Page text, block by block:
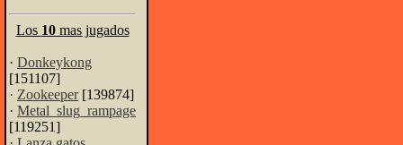
Los 10mas jugados
· Donkeykong
[151107]
· Zookeeper[139874]
· Metal_slug_rampage
[119251]